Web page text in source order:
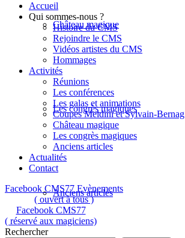
Château magique
Les congrès magiques
Anciens articles
Accueil
Qui sommes-nous ?
Histoire du CMS
Rejoindre le CMS
Vidéos artistes du CMS
Hommages
Activités
Réunions
Les conférences
Les galas et animations
Coupes Meldini et Sylvain-Bernag
Château magique
Les congrès magiques
Anciens articles
Actualités
Contact
Facebook CMS77 Evènements
( ouvert à tous )
Facebook CMS77
( réservé aux magiciens)
Rechercher